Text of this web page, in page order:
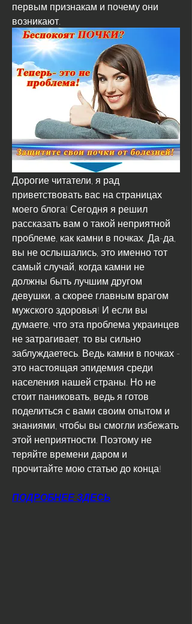
первым признакам и почему они
возникают.
Дорогие читатели, я рад
приветствовать вас на страницах
моего блога! Сегодня я решил
рассказать вам о такой неприятной
проблеме, как камни в почках. Да-да,
вы не ослышались, это именно тот
самый случай, когда камни не
должны быть лучшим другом
девушки, а скорее главным врагом
мужского здоровья! И если вы
думаете, что эта проблема украинцев
не затрагивает, то вы сильно
заблуждаетесь. Ведь камни в почках -
это настоящая эпидемия среди
населения нашей страны. Но не
стоит паниковать, ведь я готов
поделиться с вами своим опытом и
знаниями, чтобы вы смогли избежать
этой неприятности. Поэтому не
теряйте времени даром и
прочитайте мою статью до конца!
ПОДРОБНЕЕ ЗДЕСЬ